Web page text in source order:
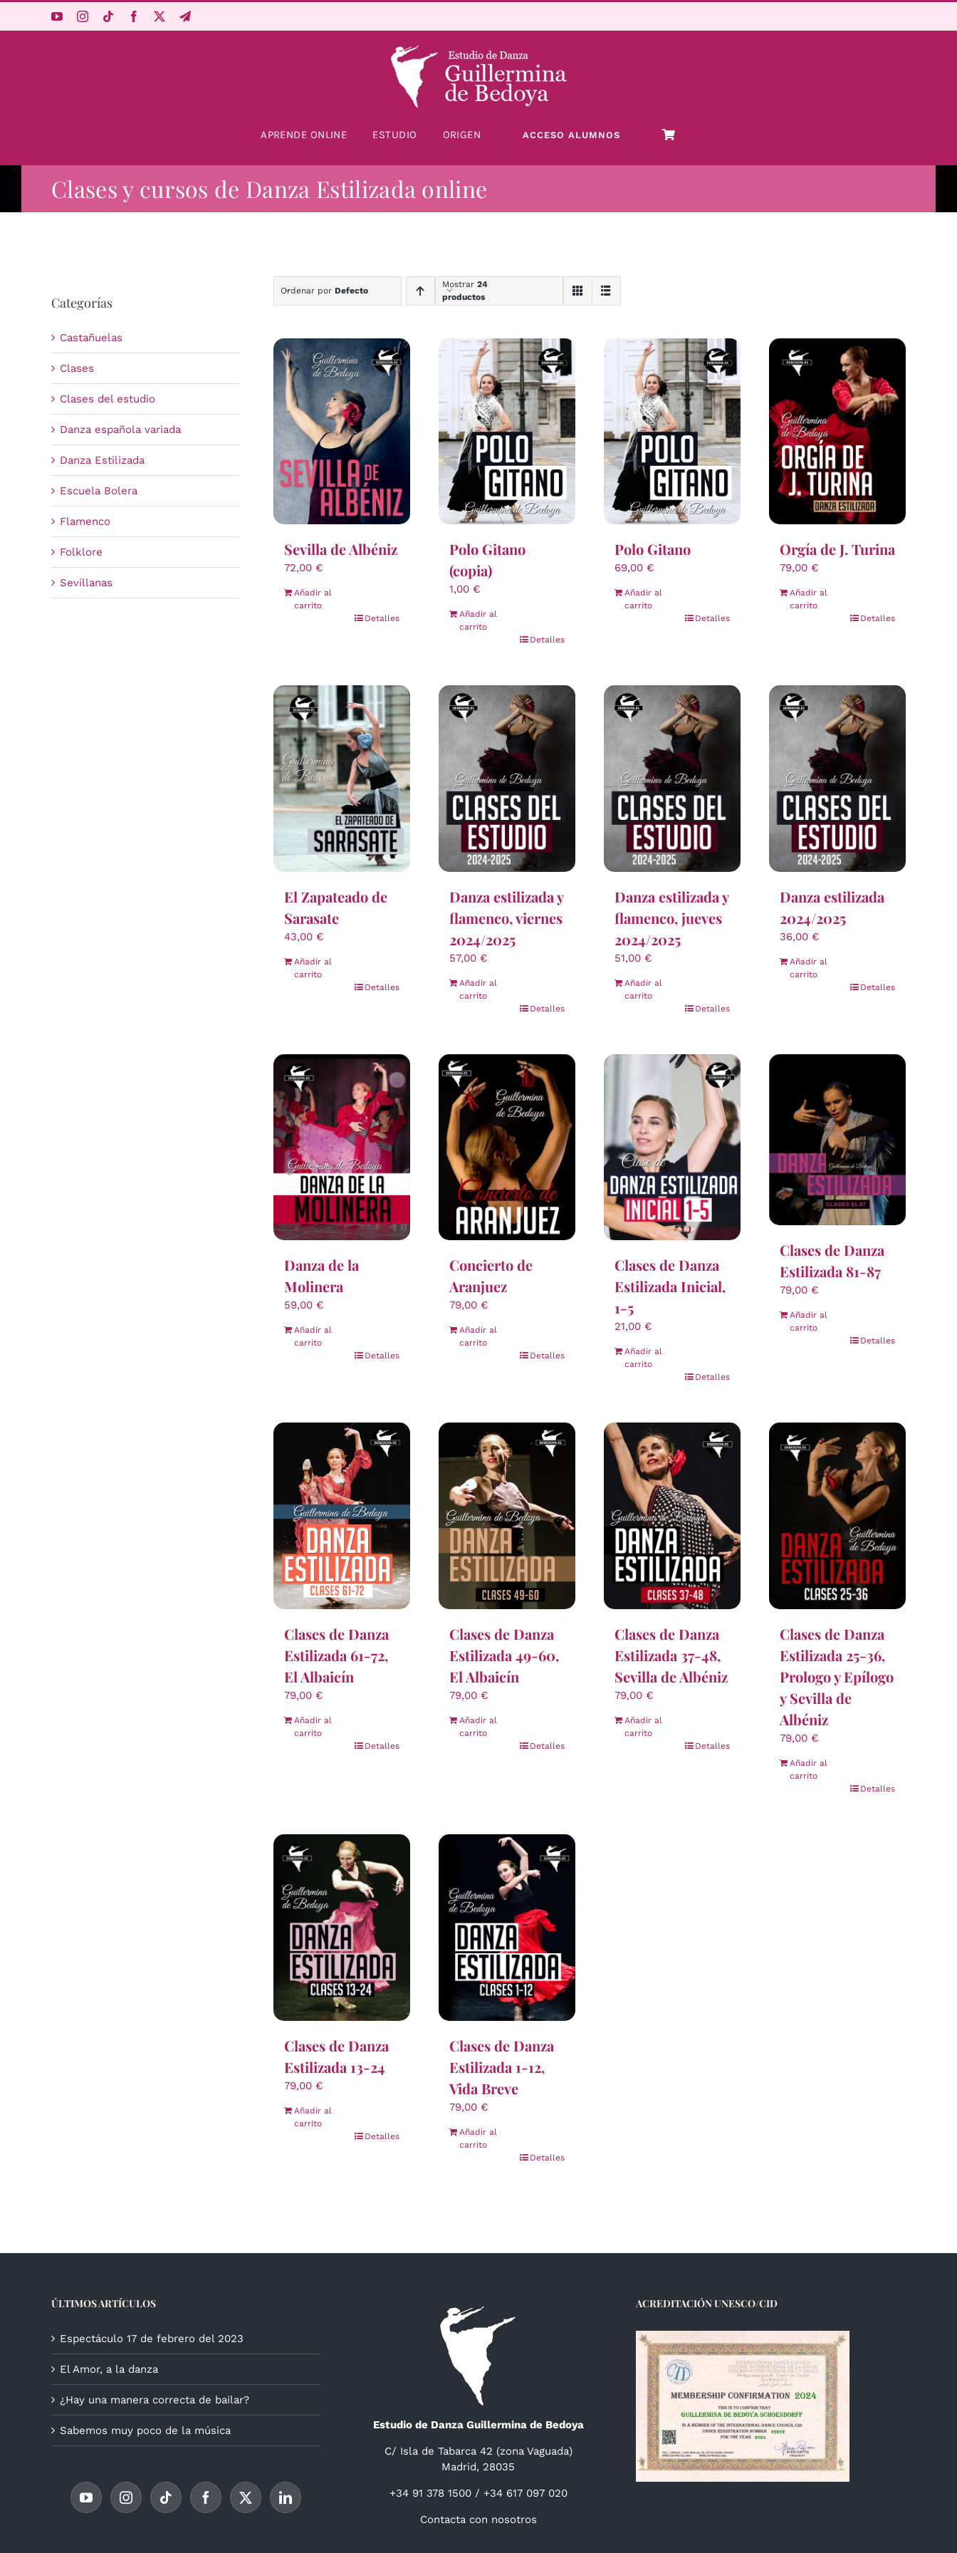
APRENDE ONLINE ESTUDIO ORIGEN ACCESO ALUMNOS
Clases y cursos de Danza Estilizada online
Categorías
Castañuelas
Clases
Clases del estudio
Danza española variada
Danza Estilizada
Escuela Bolera
Flamenco
Folklore
Sevillanas
Ordenar por Defecto
Mostrar 24
productos
Sevilla de Albéniz
72,00 €
Añadir al
carrito
Detalles
Polo Gitano
(copia)
1,00 €
Añadir al
carrito
Detalles
Polo Gitano
69,00 €
Añadir al
carrito
Detalles
Orgía de J. Turina
79,00 €
Añadir al
carrito
Detalles
El Zapateado de
Sarasate
43,00 €
Añadir al
carrito
Detalles
Danza estilizada y
flamenco, viernes
2024/2025
57,00 €
Añadir al
carrito
Detalles
Danza estilizada y
flamenco, jueves
2024/2025
51,00 €
Añadir al
carrito
Detalles
Danza estilizada
2024/2025
36,00 €
Añadir al
carrito
Detalles
Danza de la
Molinera
59,00 €
Añadir al
carrito
Detalles
Concierto de
Aranjuez
79,00 €
Añadir al
carrito
Detalles
Clases de Danza
Estilizada Inicial,
1-5
21,00 €
Añadir al
carrito
Detalles
Clases de Danza
Estilizada 81-87
79,00 €
Añadir al
carrito
Detalles
Clases de Danza
Estilizada 61-72,
El Albaicín
79,00 €
Añadir al
carrito
Detalles
Clases de Danza
Estilizada 49-60,
El Albaicín
79,00 €
Añadir al
carrito
Detalles
Clases de Danza
Estilizada 37-48,
Sevilla de Albéniz
79,00 €
Añadir al
carrito
Detalles
Clases de Danza
Estilizada 25-36,
Prologo y Epílogo
y Sevilla de
Albéniz
79,00 €
Añadir al
carrito
Detalles
Clases de Danza
Estilizada 13-24
79,00 €
Añadir al
carrito
Detalles
Clases de Danza
Estilizada 1-12,
Vida Breve
79,00 €
Añadir al
carrito
Detalles
ÚLTIMOS ARTÍCULOS
Espectáculo 17 de febrero del 2023
El Amor, a la danza
¿Hay una manera correcta de bailar?
Sabemos muy poco de la música Estudio de Danza Guillermina de Bedoya
C/ Isla de Tabarca 42 (zona Vaguada)
Madrid, 28035
+34 91 378 1500 / +34 617 097 020
Contacta con nosotros
ACREDITACIÓN UNESCO/CID